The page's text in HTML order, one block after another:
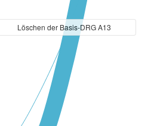
Löschen der Basis-DRG A13